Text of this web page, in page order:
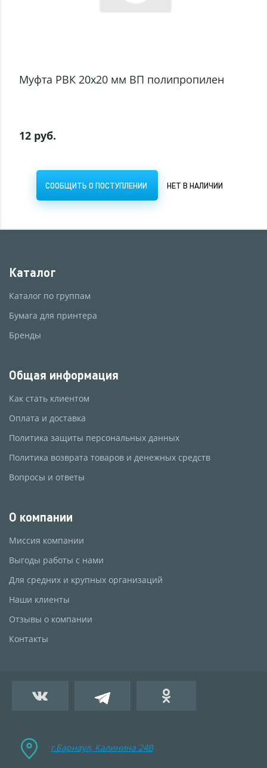
Муфта РВК 20x20 мм ВП полипропилен
12 руб.
СООБЩИТЬ О ПОСТУПЛЕНИИ НЕТ В НАЛИЧИИ
Каталог
Каталог по группам
Бумага для принтера
Бренды
Общая информация
Как стать клиентом
Оплата и доставка
Политика защиты персональных данных
Политика возврата товаров и денежных средств
Вопросы и ответы
О компании
Миссия компании
Выгоды работы с нами
Для средних и крупных организаций
Наши клиенты
Отзывы о компании
Контакты
г.Барнаул, Калинина 24B